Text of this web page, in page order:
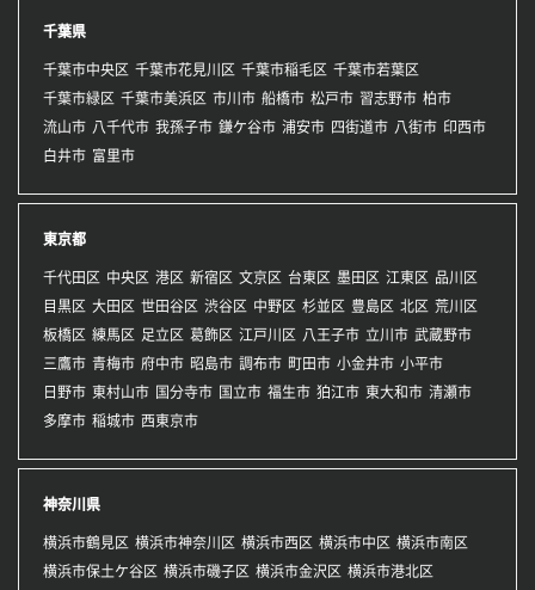
千葉県
千葉市中央区 千葉市花見川区 千葉市稲毛区 千葉市若葉区
千葉市緑区 千葉市美浜区 市川市 船橋市 松戸市 習志野市 柏市
流山市 八千代市 我孫子市 鎌ケ谷市 浦安市 四街道市 八街市 印西市
白井市 富里市
東京都
千代田区 中央区 港区 新宿区 文京区 台東区 墨田区 江東区 品川区
目黒区 大田区 世田谷区 渋谷区 中野区 杉並区 豊島区 北区 荒川区
板橋区 練馬区 足立区 葛飾区 江戸川区 八王子市 立川市 武蔵野市
三鷹市 青梅市 府中市 昭島市 調布市 町田市 小金井市 小平市
日野市 東村山市 国分寺市 国立市 福生市 狛江市 東大和市 清瀬市
多摩市 稲城市 西東京市
神奈川県
横浜市鶴見区 横浜市神奈川区 横浜市西区 横浜市中区 横浜市南区
横浜市保土ケ谷区 横浜市磯子区 横浜市金沢区 横浜市港北区